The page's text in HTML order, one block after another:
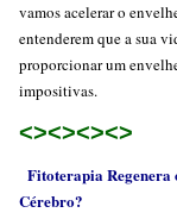
vamos acelerar o
entenderem que a sua
proporcionar um
impositivas.
<><><><>
Fitoterapia Regenera
Cérebro?